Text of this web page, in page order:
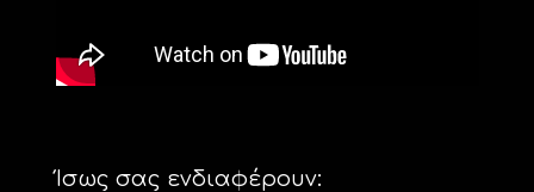
Ίσως σας ενδιαφέρουν: